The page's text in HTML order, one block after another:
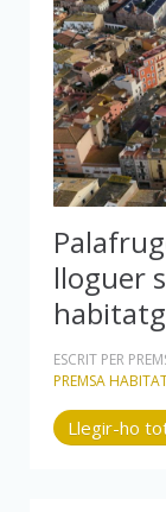
lloguer
ESCRIT PER
PREMSA
Llegir-ho